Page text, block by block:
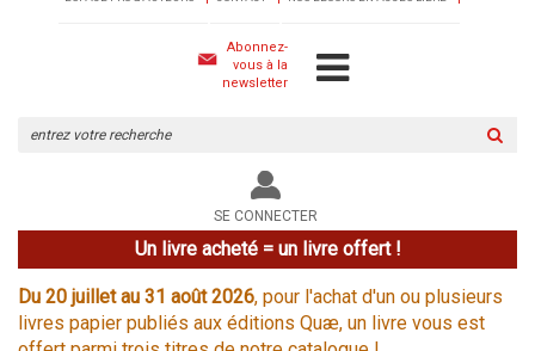
Abonnez-
vous à la
newsletter
le
site
SE CONNECTER
Un livre acheté = un livre offert !
Du 20 juillet au 31 août 2026, pour l'achat d'un ou plusieurs
livres papier publiés aux éditions Quæ, un livre vous est